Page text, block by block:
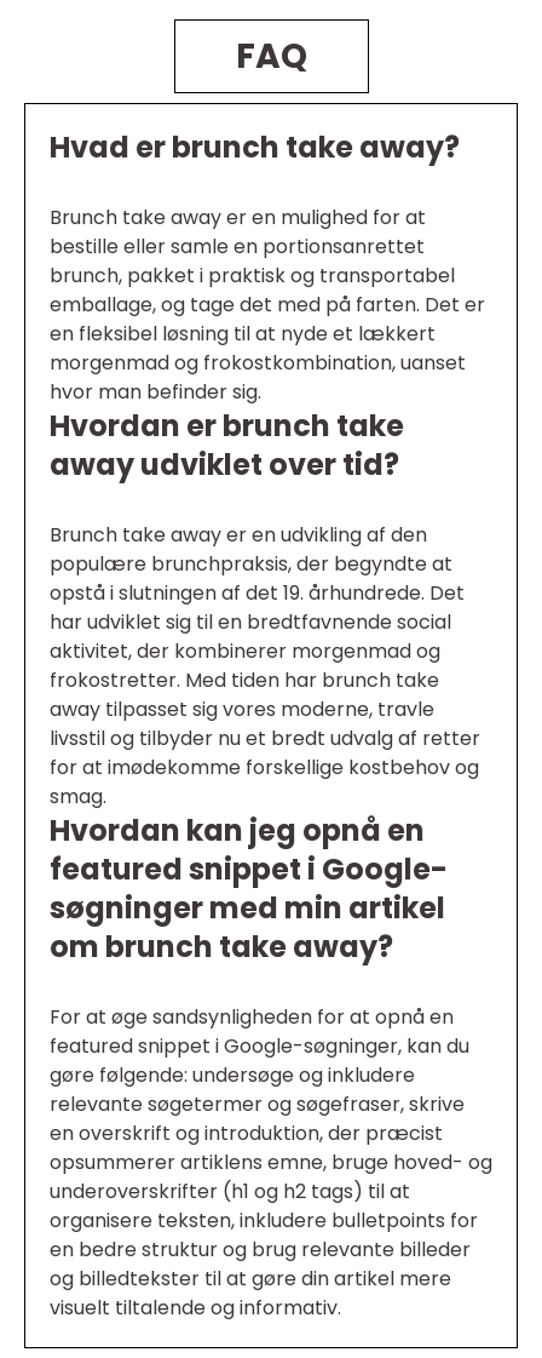
FAQ
Hvad er brunch take away?
Brunch take away er en mulighed for at
bestille eller samle en portionsanrettet
brunch, pakket i praktisk og transportabel
emballage, og tage det med på farten. Det er
en fleksibel løsning til at nyde et lækkert
morgenmad og frokostkombination, uanset
hvor man befinder sig.
Hvordan er brunch take
away udviklet over tid?
Brunch take away er en udvikling af den
populære brunchpraksis, der begyndte at
opstå i slutningen af det 19. århundrede. Det
har udviklet sig til en bredtfavnende social
aktivitet, der kombinerer morgenmad og
frokostretter. Med tiden har brunch take
away tilpasset sig vores moderne, travle
livsstil og tilbyder nu et bredt udvalg af retter
for at imødekomme forskellige kostbehov og
smag.
Hvordan kan jeg opnå en
featured snippet i Google-
søgninger med min artikel
om brunch take away?
For at øge sandsynligheden for at opnå en
featured snippet i Google-søgninger, kan du
gøre følgende: undersøge og inkludere
relevante søgetermer og søgefraser, skrive
en overskrift og introduktion, der præcist
opsummerer artiklens emne, bruge hoved- og
underoverskrifter (h1 og h2 tags) til at
organisere teksten, inkludere bulletpoints for
en bedre struktur og brug relevante billeder
og billedtekster til at gøre din artikel mere
visuelt tiltalende og informativ.